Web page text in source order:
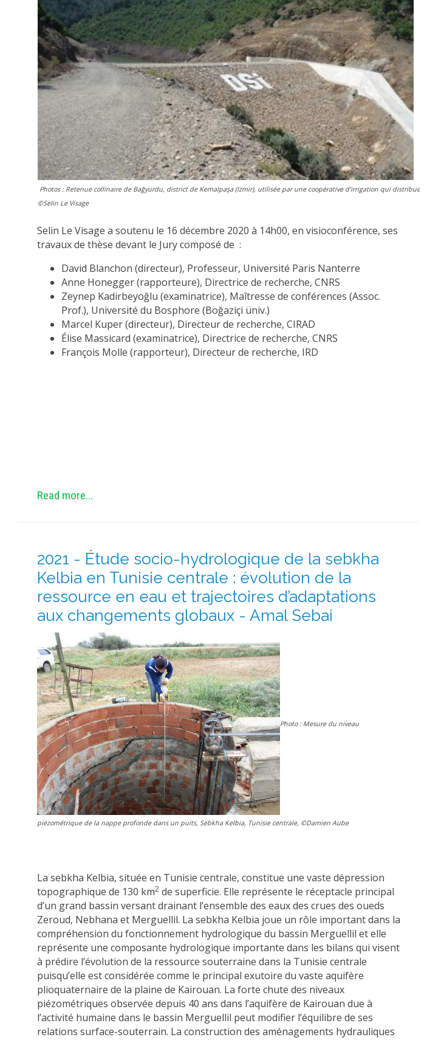
Photos : Retenue collinaire de Bağyurdu, district de Kemalpaşa (Izmir), utilisée par une coopérative d’irrigation qui distribue
©Selin Le Visage
Selin Le Visage a soutenu le 16 décembre 2020 à 14h00, en visioconférence, ses
travaux de thèse devant le Jury composé de :
David Blanchon (directeur), Professeur, Université Paris Nanterre
Anne Honegger (rapporteure), Directrice de recherche, CNRS
Zeynep Kadirbeyoğlu (examinatrice), Maîtresse de conférences (Assoc.
Prof.), Université du Bosphore (Boğaziçi üniv.)
Marcel Kuper (directeur), Directeur de recherche, CIRAD
Élise Massicard (examinatrice), Directrice de recherche, CNRS
François Molle (rapporteur), Directeur de recherche, IRD
Read more...
2021 - Étude socio-hydrologique de la sebkha
Kelbia en Tunisie centrale : évolution de la
ressource en eau et trajectoires d’adaptations
aux changements globaux - Amal Sebai
Photo : Mesure du niveau
piézométrique de la nappe profonde dans un puits, Sebkha Kelbia, Tunisie centrale, ©Damien Aube
La sebkha Kelbia, située en Tunisie centrale, constitue une vaste dépression
topographique de 130 km2 de superficie. Elle représente le réceptacle principal
d’un grand bassin versant drainant l’ensemble des eaux des crues des oueds
Zeroud, Nebhana et Merguellil. La sebkha Kelbia joue un rôle important dans la
compréhension du fonctionnement hydrologique du bassin Merguellil et elle
représente une composante hydrologique importante dans les bilans qui visent
à prédire l’évolution de la ressource souterraine dans la Tunisie centrale
puisqu’elle est considérée comme le principal exutoire du vaste aquifère
plioquaternaire de la plaine de Kairouan. La forte chute des niveaux
piézométriques observée depuis 40 ans dans l’aquifère de Kairouan due à
l’activité humaine dans le bassin Merguellil peut modifier l’équilibre de ses
relations surface-souterrain. La construction des aménagements hydrauliques